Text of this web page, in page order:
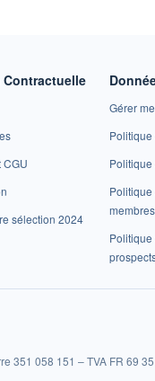
CGU
sélection 2024
Gérer
351 058 151 – TVA FR 69